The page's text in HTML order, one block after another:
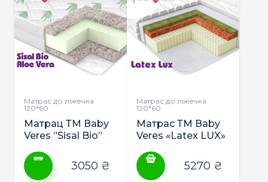
Матрас до ліжечка
120*60
Матрац ТМ Вaby
Veres ”Sisal Bio”
3050 ₴
Матрас до ліжечка
120*60
Матрас ТМ Вaby
Veres «Latex LUX»
5270 ₴